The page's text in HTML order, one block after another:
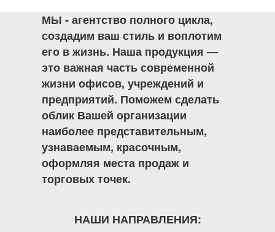
МЫ - агентство полного цикла,
создадим ваш стиль и воплотим
его в жизнь. Наша продукция —
это важная часть современной
жизни офисов, учреждений и
предприятий. Поможем сделать
облик Вашей организации
наиболее представительным,
узнаваемым, красочным,
оформляя места продаж и
торговых точек.
НАШИ НАПРАВЛЕНИЯ: